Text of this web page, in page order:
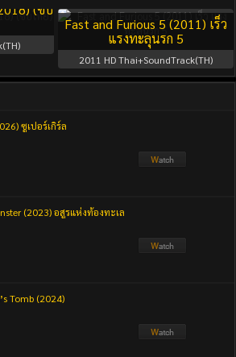
(ซับ
Fast and Furious 5 (2011) เร็ว
แรงทะลุนรก 5
2011 HD Thai+SoundTrack(TH)
ซูเปอร์เกิร์ล
(2023) อสูรแห่งท้องทะเล
Tomb (2024)